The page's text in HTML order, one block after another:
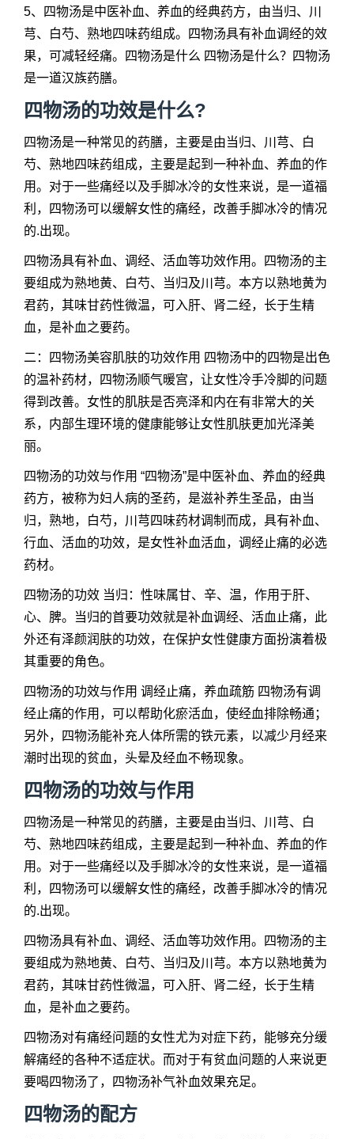
5、四物汤是中医补血、养血的经典药方，由当归、川
芎、白芍、熟地四味药组成。四物汤具有补血调经的效
果，可减轻经痛。四物汤是什么 四物汤是什么？四物汤
是一道汉族药膳。
四物汤的功效是什么?
四物汤是一种常见的药膳，主要是由当归、川芎、白
芍、熟地四味药组成，主要是起到一种补血、养血的作
用。对于一些痛经以及手脚冰冷的女性来说，是一道福
利，四物汤可以缓解女性的痛经，改善手脚冰冷的情况
的.出现。
四物汤具有补血、调经、活血等功效作用。四物汤的主
要组成为熟地黄、白芍、当归及川芎。本方以熟地黄为
君药，其味甘药性微温，可入肝、肾二经，长于生精
血，是补血之要药。
二：四物汤美容肌肤的功效作用 四物汤中的四物是出色
的温补药材，四物汤顺气暖宫，让女性冷手冷脚的问题
得到改善。女性的肌肤是否亮泽和内在有非常大的关
系，内部生理环境的健康能够让女性肌肤更加光泽美
丽。
四物汤的功效与作用 “四物汤”是中医补血、养血的经典
药方，被称为妇人病的圣药，是滋补养生圣品，由当
归，熟地，白芍，川芎四味药材调制而成，具有补血、
行血、活血的功效，是女性补血活血，调经止痛的必选
药材。
四物汤的功效 当归：性味属甘、辛、温，作用于肝、
心、脾。当归的首要功效就是补血调经、活血止痛，此
外还有泽颜润肤的功效，在保护女性健康方面扮演着极
其重要的角色。
四物汤的功效与作用 调经止痛，养血疏筋 四物汤有调
经止痛的作用，可以帮助化瘀活血，使经血排除畅通；
另外，四物汤能补充人体所需的铁元素，以减少月经来
潮时出现的贫血，头晕及经血不畅现象。
四物汤的功效与作用
四物汤是一种常见的药膳，主要是由当归、川芎、白
芍、熟地四味药组成，主要是起到一种补血、养血的作
用。对于一些痛经以及手脚冰冷的女性来说，是一道福
利，四物汤可以缓解女性的痛经，改善手脚冰冷的情况
的.出现。
四物汤具有补血、调经、活血等功效作用。四物汤的主
要组成为熟地黄、白芍、当归及川芎。本方以熟地黄为
君药，其味甘药性微温，可入肝、肾二经，长于生精
血，是补血之要药。
四物汤对有痛经问题的女性尤为对症下药，能够充分缓
解痛经的各种不适症状。而对于有贫血问题的人来说更
要喝四物汤了，四物汤补气补血效果充足。
四物汤的配方